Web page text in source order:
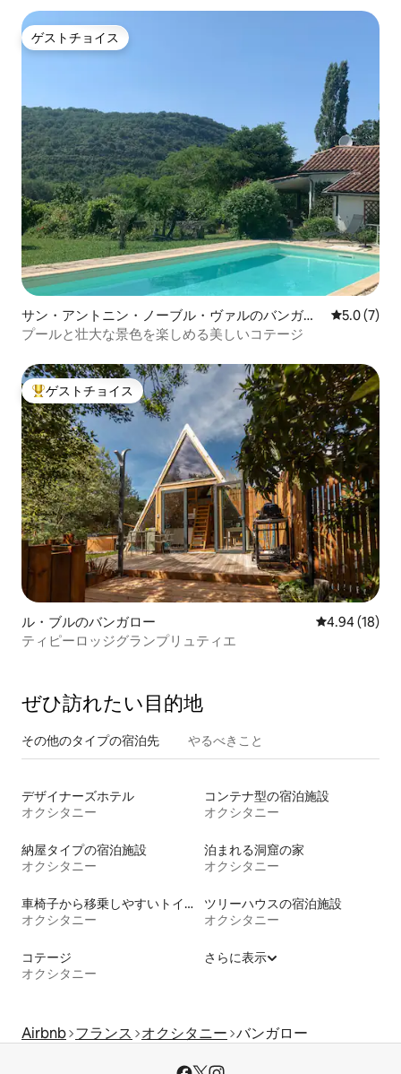
ゲストチョイス
ゲストチョイス
サン・アントニン・ノーブル・ヴァルのバンガロ
ー
レビュー7
5.0 (7)
プールと壮大な景色を楽しめる美しいコテージ
大好評のゲストチョイスです。
ゲストチョイス
ル・ブルのバンガロー レビュー18
4.94 (18)
ティピーロッジグランプリュティエ
ぜひ訪⁠れ⁠た⁠い目⁠的⁠地
その他のタ⁠イ⁠プ⁠の宿⁠泊⁠先 やるべきこと
デザイナーズホテル
オクシタニー
コンテナ型の宿泊施設
オクシタニー
納屋タイプの宿泊施設
オクシタニー
泊まれる洞窟の家
オクシタニー
車椅子から移乗しやすいトイレ付きの宿泊施設
オクシタニー
ツリーハウスの宿泊施設
オクシタニー
コテージ
オクシタニー
さらに表示
Airbnb フランス オクシタニー バンガロー